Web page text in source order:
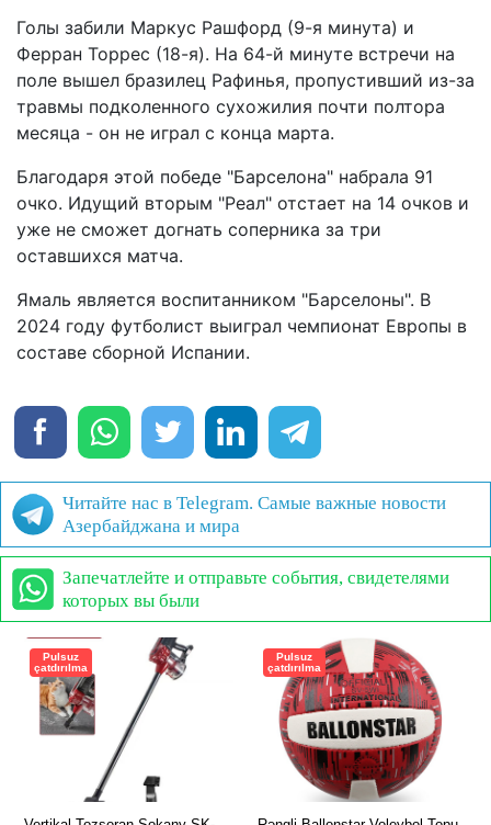
Голы забили Маркус Рашфорд (9-я минута) и
Ферран Торрес (18-я). На 64-й минуте встречи на
поле вышел бразилец Рафинья, пропустивший из-за
травмы подколенного сухожилия почти полтора
месяца - он не играл с конца марта.
Благодаря этой победе "Барселона" набрала 91
очко. Идущий вторым "Реал" отстает на 14 очков и
уже не сможет догнать соперника за три
оставшихся матча.
Ямаль является воспитанником "Барселоны". В
2024 году футболист выиграл чемпионат Европы в
составе сборной Испании.
Читайте нас в Telegram. Самые важные новости
Азербайджана и мира
Запечатлейте и отправьте события, свидетелями
которых вы были